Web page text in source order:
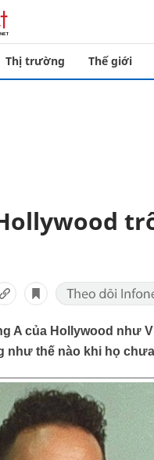
Thị trường Thế giới
A của Hollywood như
như thế nào khi họ